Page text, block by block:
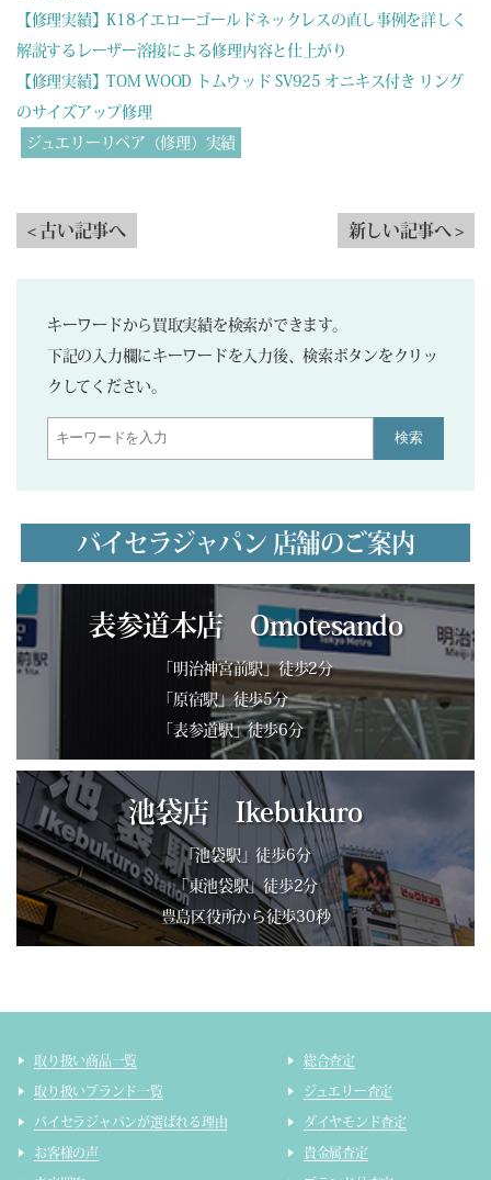
【修理実績】K18イエローゴールドネックレスの直し事例を詳しく
解説するレーザー溶接による修理内容と仕上がり
【修理実績】TOM WOOD トムウッド SV925 オニキス付き リング
のサイズアップ修理
ジュエリーリペア（修理）実績
< 古い記事へ 新しい記事へ >
キーワードから買取実績を検索ができます。
下記の入力欄にキーワードを入力後、検索ボタンをクリッ
クしてください。
検索
バイセラジャパン 店舗のご案内
表参道本店 Omotesando
「明治神宮前駅」徒歩2分
「原宿駅」徒歩5分
「表参道駅」徒歩6分
池袋店 Ikebukuro
「池袋駅」徒歩6分
「東池袋駅」徒歩2分
豊島区役所から徒歩30秒
取り扱い商品一覧
取り扱いブランド一覧
バイセラジャパンが選ばれる理由
お客様の声
総合査定
ジュエリー査定
ダイヤモンド査定
貴金属査定